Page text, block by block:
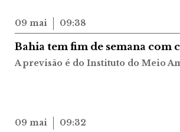
09 mai 09:38
Bahia tem fim de semana com
A previsão é do Instituto do Meio
09 mai 09:32